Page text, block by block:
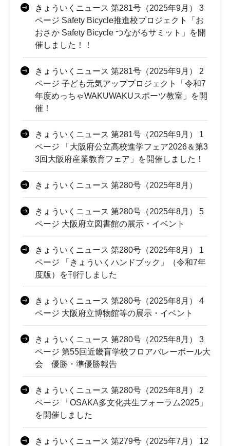
きょういくニュース 第281号（2025年9月） 3
ページ Safety Bicycle推進校プロジェクト「お
おさか Safety Bicycle つながるサミット」を開
催しました！！
きょういくニュース 第281号（2025年9月） 2
ページ 子ども元気アッププロジェクト「令和7
年度めっちゃWAKUWAKUスポーツ教室」を開
催！
きょういくニュース 第281号（2025年9月） 1
ページ 「大阪府公立高校進学フェア2026＆第3
3回大阪府産業教育フェア」を開催しました！
きょういくニュース 第280号（2025年8月）
きょういくニュース 第280号（2025年8月） 5
ページ 大阪府立図書館の展示・イベント
きょういくニュース 第280号（2025年8月） 1
ページ 「きょういくハンドブック」（令和7年
度版）を刊行しました
きょういくニュース 第280号（2025年8月） 4
ページ 大阪府立博物館等の展示・イベント
きょういくニュース 第280号（2025年8月） 3
ページ 第55回近畿盲学校フロアバレーボール大
会 優勝・準優勝報告
きょういくニュース 第280号（2025年8月） 2
ページ 「OSAKA多文化共生フォーラム2025」
を開催しました
きょういくニュース 第279号（2025年7月） 12